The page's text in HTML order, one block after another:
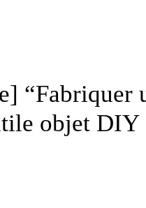
“Fabriquer
objet